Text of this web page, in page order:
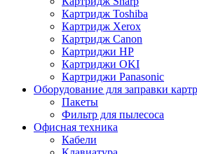
Картридж Toshiba
Картридж Xerox
Картридж Сanon
Картриджи HP
Картриджи OKI
Картриджи Panasonic
Оборудование для заправки
Пакеты
Фильтр для пылесоса
Офисная техника
Кабели